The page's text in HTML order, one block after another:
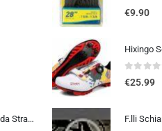
HILAND Alliance Bici da Strada 28”, 14 Velocità, Telaio in Alluminio da 49/53/57 cm, 700C Bicicletta da Città e da Pendola…
0out of 5
€9.90
0out of 5
€25.99